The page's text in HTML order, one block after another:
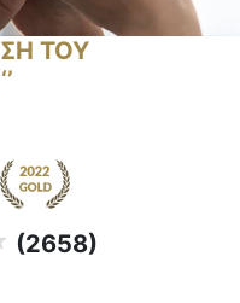
ΤΟΥ
(2658)